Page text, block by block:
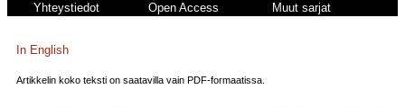
Yhteystiedot
Open Access Muut sarjat
In English
Artikkelin koko teksti on saatavilla vain PDF-formaatissa.